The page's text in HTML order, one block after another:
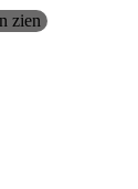
zien